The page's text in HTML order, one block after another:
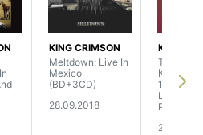
KING CRIMSON
Meltdown: Live In
Mexico
(BD+3CD)
28.09.2018
KING
The
King
1: Live In
Live In
Park